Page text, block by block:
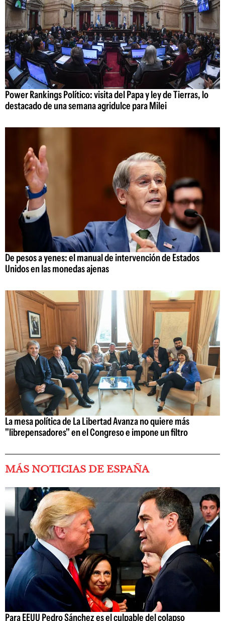
Power Rankings Político: visita del Papa y ley de Tierras, lo
destacado de una semana agridulce para Milei
De pesos a yenes: el manual de intervención de Estados
Unidos en las monedas ajenas
La mesa política de La Libertad Avanza no quiere más
"librepensadores" en el Congreso e impone un filtro
MÁS NOTICIAS DE ESPAÑA
Para EEUU Pedro Sánchez es el culpable del colapso